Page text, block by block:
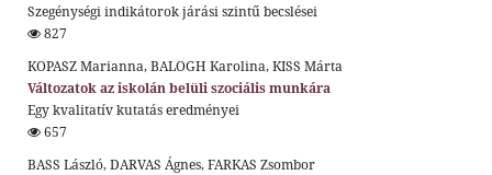
Szegénységi indikátorok járási szintű becslései
827
KOPASZ Marianna, BALOGH Karolina, KISS Márta
Változatok az iskolán belüli szociális munkára
Egy kvalitatív kutatás eredményei
657
BASS László, DARVAS Ágnes, FARKAS Zsombor